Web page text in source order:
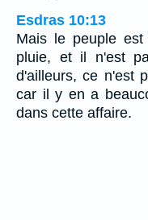
Esdras 10:13
Mais le peuple
pluie, et il n'est
d'ailleurs, ce n'est
car il y en a
dans cette affaire.